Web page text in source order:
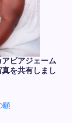
ビアジェーム
を共有しまし